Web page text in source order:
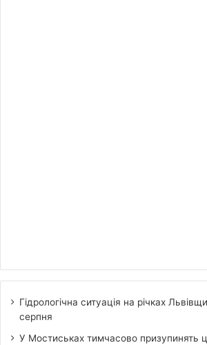
Гідрологічна ситуація на річках
серпня
У Мостиськах тимчасово призупинять